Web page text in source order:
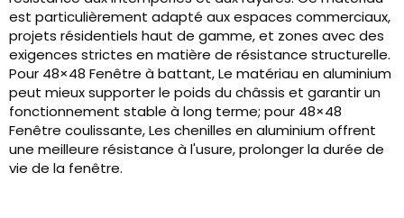
est particulièrement adapté aux espaces commerciaux,
projets résidentiels haut de gamme, et zones avec des
exigences strictes en matière de résistance structurelle.
Pour 48×48 Fenêtre à battant, Le matériau en aluminium
peut mieux supporter le poids du châssis et garantir un
fonctionnement stable à long terme; pour 48×48
Fenêtre coulissante, Les chenilles en aluminium offrent
une meilleure résistance à l'usure, prolonger la durée de
vie de la fenêtre.